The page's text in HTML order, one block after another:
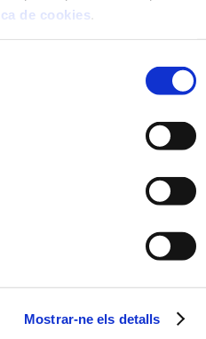
de cookies
Mostrar-ne els detalls
MACARRONS A LA